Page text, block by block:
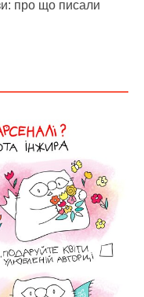
про що писали